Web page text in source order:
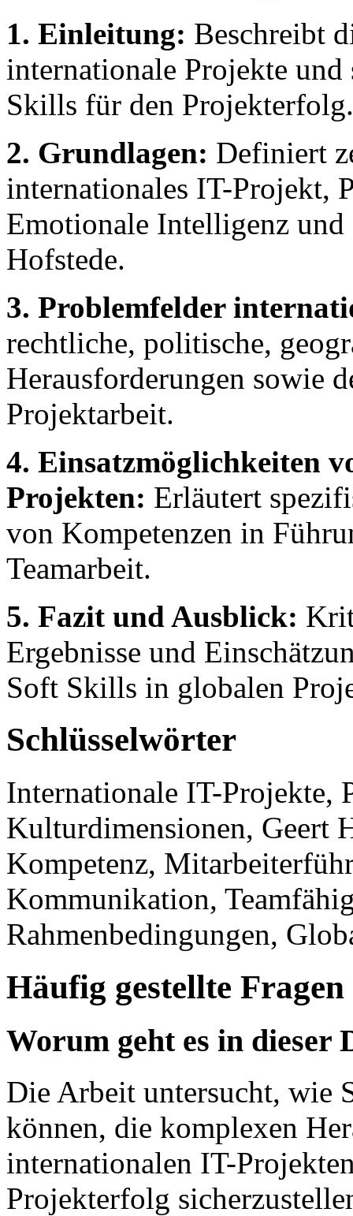
1. Einleitung: Beschreibt
internationale Projekte
Skills für den Projekterfolg.
2. Grundlagen: Definiert
internationales IT-Projekt,
Emotionale Intelligenz
Hofstede.
3. Problemfelder
rechtliche, politische,
Herausforderungen sowie
Projektarbeit.
4. Einsatzmöglichkeiten
Projekten: Erläutert
von Kompetenzen in
Teamarbeit.
5. Fazit und Ausblick:
Ergebnisse und
Soft Skills in globalen
Schlüsselwörter
Internationale IT-Projekte,
Kulturdimensionen, Geert
Kompetenz,
Kommunikation,
Rahmenbedingungen,
Häufig gestellte Fragen
Worum geht es in
Die Arbeit untersucht, wie
können, die komplexen
internationalen IT-
Projekterfolg